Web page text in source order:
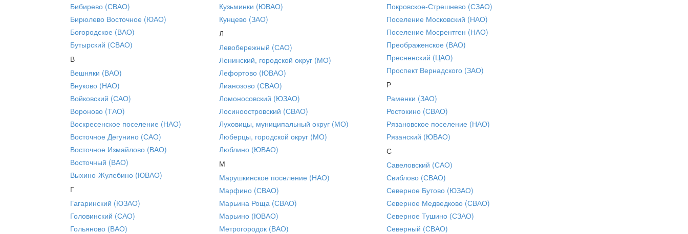
Бибирево (СВАО)
Бирюлево Восточное (ЮАО)
Богородское (ВАО)
Бутырский (СВАО)
В
Вешняки (ВАО)
Внуково (НАО)
Войковский (САО)
Вороново (ТАО)
Воскресенское поселение (НАО)
Восточное Дегунино (САО)
Восточное Измайлово (ВАО)
Восточный (ВАО)
Выхино-Жулебино (ЮВАО)
Г
Гагаринский (ЮЗАО)
Головинский (САО)
Гольяново (ВАО)
Кузьминки (ЮВАО)
Кунцево (ЗАО)
Л
Левобережный (САО)
Ленинский, городской округ (МО)
Лефортово (ЮВАО)
Лианозово (СВАО)
Ломоносовский (ЮЗАО)
Лосиноостровский (СВАО)
Луховицы, муниципальный округ (МО)
Люберцы, городской округ (МО)
Люблино (ЮВАО)
М
Марушкинское поселение (НАО)
Марфино (СВАО)
Марьина Роща (СВАО)
Марьино (ЮВАО)
Метрогородок (ВАО)
Покровское-Стрешнево (СЗАО)
Поселение Московский (НАО)
Поселение Мосрентген (НАО)
Преображенское (ВАО)
Пресненский (ЦАО)
Проспект Вернадского (ЗАО)
Р
Раменки (ЗАО)
Ростокино (СВАО)
Рязановское поселение (НАО)
Рязанский (ЮВАО)
С
Савеловский (САО)
Свиблово (СВАО)
Северное Бутово (ЮЗАО)
Северное Медведково (СВАО)
Северное Тушино (СЗАО)
Северный (СВАО)